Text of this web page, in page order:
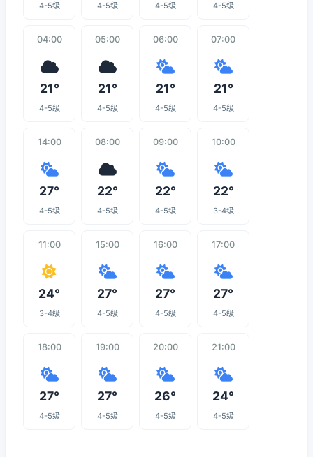
4-5级 4-5级 4-5级 4-5级
04:00
21°
4-5级
05:00
21°
4-5级
06:00
21°
4-5级
07:00
21°
4-5级
14:00
27°
4-5级
08:00
22°
4-5级
09:00
22°
4-5级
10:00
22°
3-4级
11:00
24°
3-4级
15:00
27°
4-5级
16:00
27°
4-5级
17:00
27°
4-5级
18:00
27°
4-5级
19:00
27°
4-5级
20:00
26°
4-5级
21:00
24°
4-5级